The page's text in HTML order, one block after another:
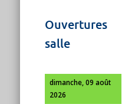
Ouvertures
salle
dimanche, 09 août
2026